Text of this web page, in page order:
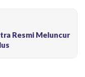
Resmi Meluncur